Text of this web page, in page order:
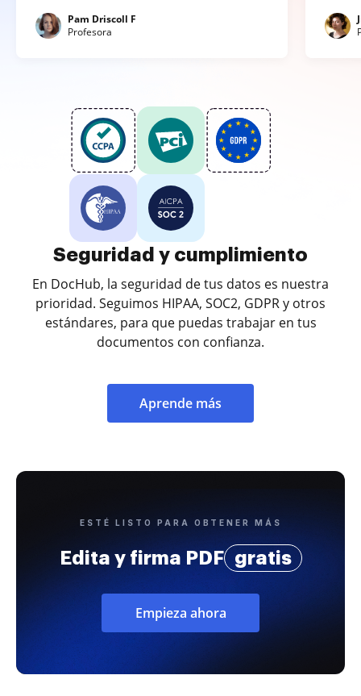
Pam Driscoll F
Profesora
Seguridad y cumplimiento
En DocHub, la seguridad de tus datos es nuestra
prioridad. Seguimos HIPAA, SOC2, GDPR y otros
estándares, para que puedas trabajar en tus
documentos con confianza.
Aprende más
ESTÉ LISTO PARA OBTENER MÁS
Edita y firma PDF gratis
Empieza ahora